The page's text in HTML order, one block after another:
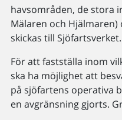
havsområden, de stora
Mälaren och Hjälmaren)
skickas till Sjöfartsverket.
För att fastställa inom
ska ha möjlighet att
på sjöfartens operativa
en avgränsning gjorts.